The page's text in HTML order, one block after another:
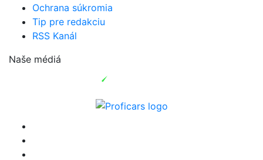
Ochrana súkromia
Tip pre redakciu
RSS Kanál
Naše médiá